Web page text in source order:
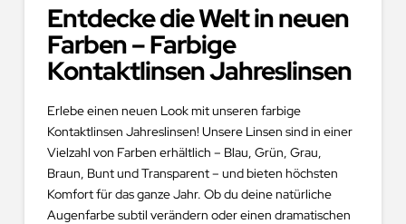
Entdecke die Welt in neuen
Farben – Farbige
Kontaktlinsen Jahreslinsen
Erlebe einen neuen Look mit unseren farbige
Kontaktlinsen Jahreslinsen! Unsere Linsen sind in einer
Vielzahl von Farben erhältlich – Blau, Grün, Grau,
Braun, Bunt und Transparent – und bieten höchsten
Komfort für das ganze Jahr. Ob du deine natürliche
Augenfarbe subtil verändern oder einen dramatischen